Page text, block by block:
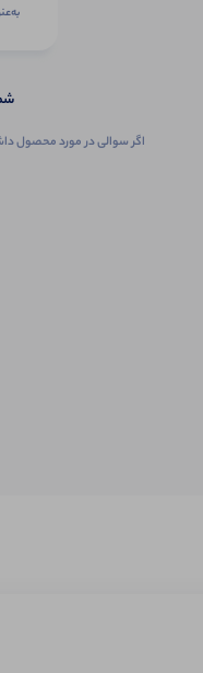
اگر سوالی در مورد محصول